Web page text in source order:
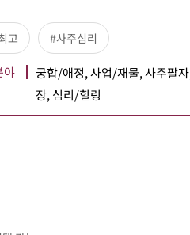
고 #사주심리
야
궁합/애정, 사업/재물, 사주팔
장, 심리/힐링